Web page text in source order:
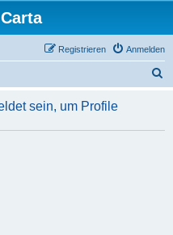
Anmelden
Registrieren
h
sein, um Profile